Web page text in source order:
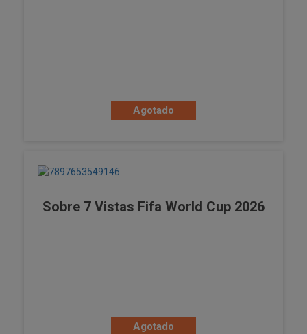
Agotado
Sobre 7 Vistas Fifa World Cup 2026
Agotado